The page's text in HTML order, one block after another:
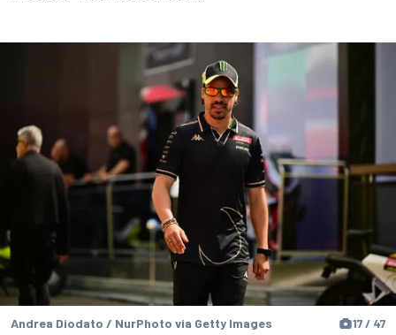
Andrea Diodato / NurPhoto via Getty Images 17 / 47